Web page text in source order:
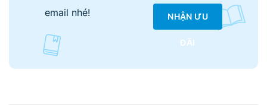
email nhé!
NHẬN ƯU
ĐÃI